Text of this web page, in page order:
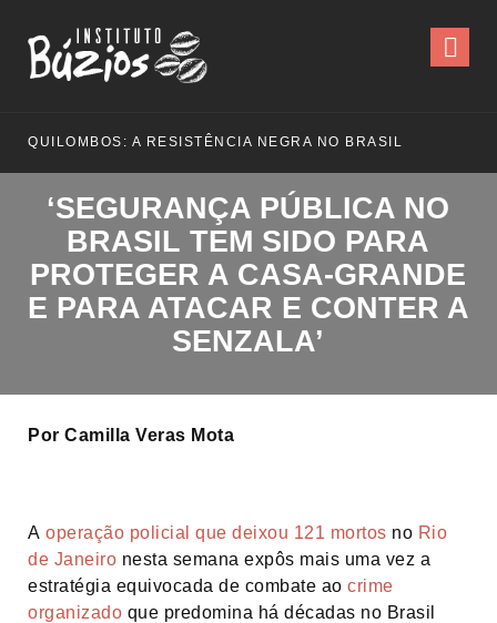
NEGRA NO BRASIL
‘SEGURANÇA PÚBLICA NO
BRASIL TEM SIDO PARA
PROTEGER A CASA-GRANDE
E PARA ATACAR E CONTER A
SENZALA’
Por Camilla Veras Mota
A operação policial que deixou 121 mortos no Rio
de Janeiro nesta semana expôs mais uma vez a
estratégia equivocada de combate ao crime
organizado que predomina há décadas no Brasil